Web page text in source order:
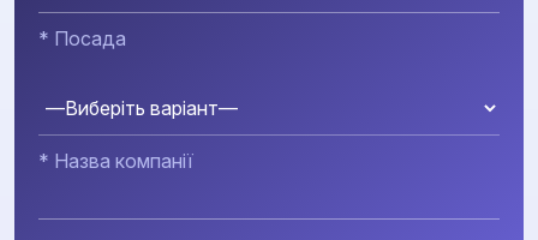
* Посада
* Назва компанії